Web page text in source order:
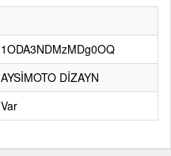
1ODA3NDMzMDg0OQ
AYSİMOTO DİZAYN
Var